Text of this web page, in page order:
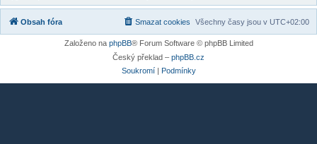
Obsah fóra Všechny časy jsou v UTC+02:00
Smazat cookies
Založeno na phpBB® Forum Software © phpBB Limited
Český překlad – phpBB.cz
Soukromí| Podmínky